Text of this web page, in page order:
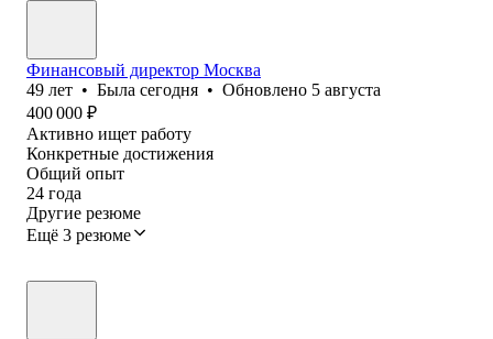
Финансовый директор Москва
49 лет • Была сегодня • Обновлено 5 августа
400 000 ₽
Активно ищет работу
Конкретные достижения
Общий опыт
24 года
Другие резюме
Ещё 3 резюме